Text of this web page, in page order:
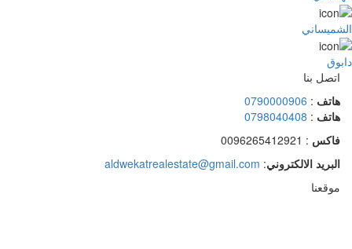
الشميساني
دابوق
اتصل بنا
هاتف :
0790000906
هاتف :
0798040408
فاكس : 0096265412921
البريد الالكتروني:
aldwekatrealestate@gmail.com
موقعنا